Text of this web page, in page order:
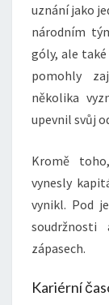
uznání jako
národním
góly, ale
pomohly
několika
upevnil svůj
Kromě
vynesly
vynikl. Pod
soudržnosti
zápasech.
Kariérní